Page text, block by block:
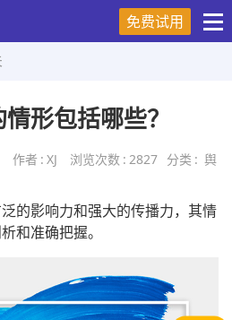
免费试用
形包括哪些？
作者 : XJ 浏览次数 : 2827 分类 : 舆
的影响力和强大的传播力，其情
和准确把握。